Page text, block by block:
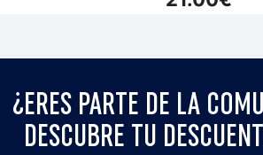
¿ERES PARTE DE LA
DESCUBRE TU